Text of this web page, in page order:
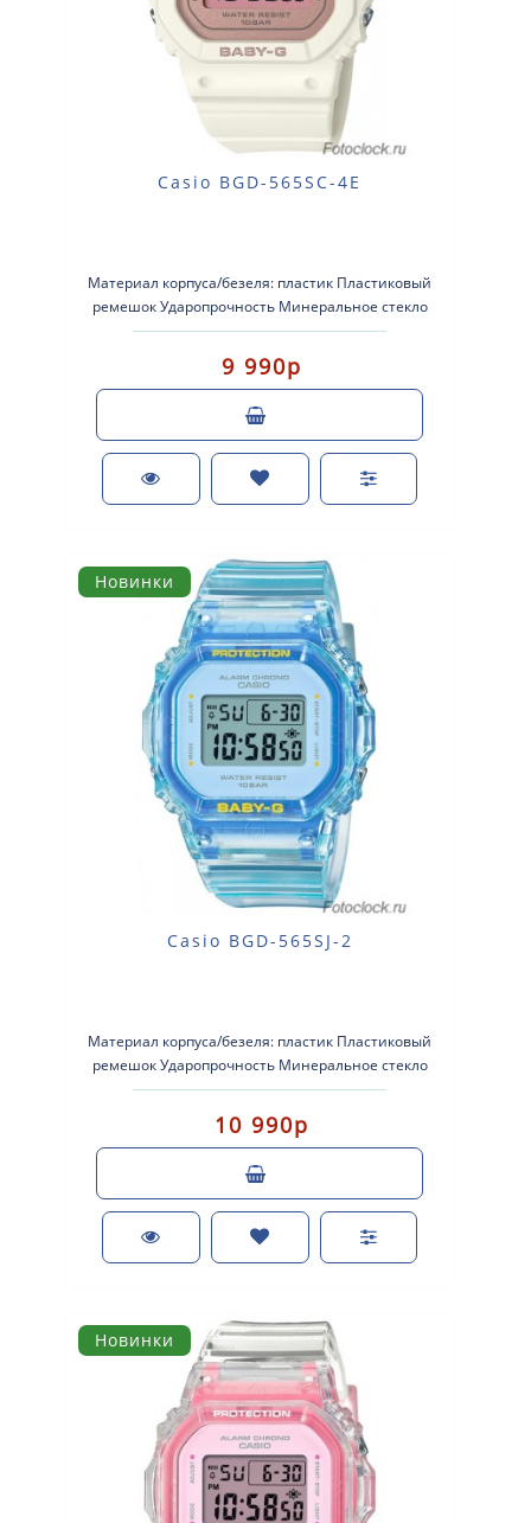
Casio BGD-565SC-4E
Материал корпуса/безеля: пластик Пластиковый
ремешок Ударопрочность Минеральное стекло
Водонепроницаемость..
9 990р
Новинки
Casio BGD-565SJ-2
Материал корпуса/безеля: пластик Пластиковый
ремешок Ударопрочность Минеральное стекло
Водонепроницаемос..
10 990р
Новинки